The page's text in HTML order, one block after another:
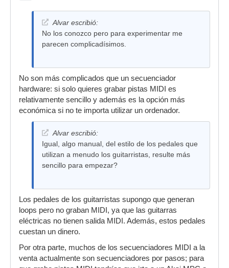
Alvar escribió:
No los conozco pero para experimentar me
parecen complicadísimos.
No son más complicados que un secuenciador
hardware: si solo quieres grabar pistas MIDI es
relativamente sencillo y además es la opción más
económica si no te importa utilizar un ordenador.
Alvar escribió:
Igual, algo manual, del estilo de los pedales que
utilizan a menudo los guitarristas, resulte más
sencillo para empezar?
Los pedales de los guitarristas supongo que generan
loops pero no graban MIDI, ya que las guitarras
eléctricas no tienen salida MIDI. Además, estos pedales
cuestan un dinero.
Por otra parte, muchos de los secuenciadores MIDI a la
venta actualmente son secuenciadores por pasos; para